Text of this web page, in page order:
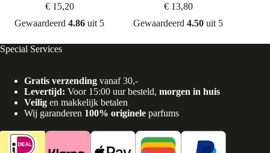
€15,20
Gewaardeerd4.86 uit 5
€13,80
Gewaardeerd4.50 uit 5
Special Services
Gratis verzending vanaf 30,-
Levertijd: Voor 15:00 uur besteld, morgen in huis
Veilig en makkelijk betalen
Wij garanderen 100% originele parfums